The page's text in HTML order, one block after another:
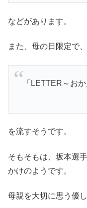
などがあります。
また、母の日限定で
「LETTER～お
を流すそうです。
そもそもは、坂本選
かけのようです。
母親を大切に思う優